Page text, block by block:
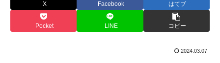
X Facebook はてブ
Pocket LINE コピー
2024.03.07